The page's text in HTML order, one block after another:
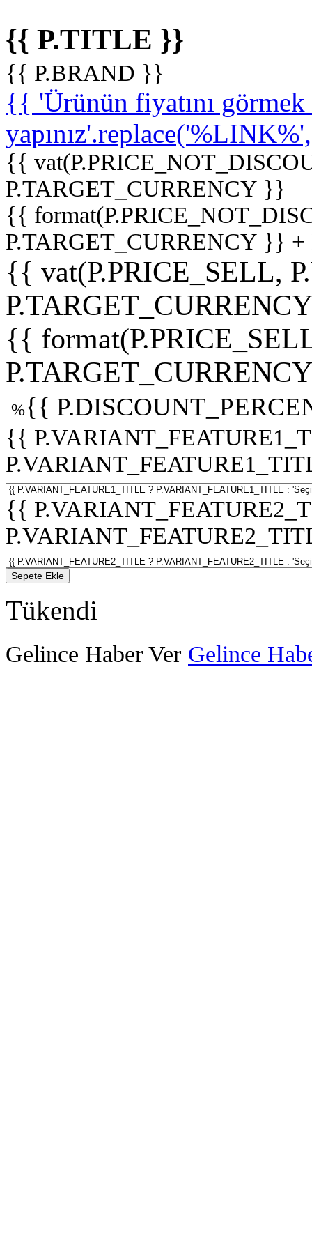
{{ P.TITLE }}
{{ P.BRAND }}
{{ 'Ürünün fiyatını
{{
P.TARGET_CURRENCY }}
{{
P.TARGET_CURRENCY }}
{{ vat(P.PRICE_SELL,
{{
%{{
{{
{{
Sepete Ekle
Tükendi
Gelince Haber Ver Gelince